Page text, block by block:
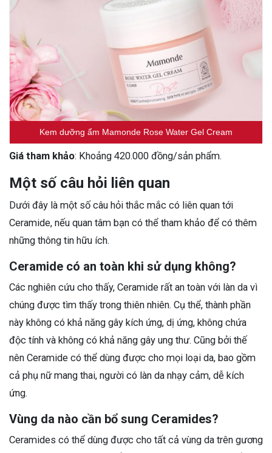
Kem dưỡng ẩm Mamonde Rose Water Gel Cream
Giá tham khảo: Khoảng 420.000 đồng/sản phẩm.
Một số câu hỏi liên quan
Dưới đây là một số câu hỏi thắc mắc có liên quan tới
Ceramide, nếu quan tâm bạn có thể tham khảo để có thêm
những thông tin hữu ích.
Ceramide có an toàn khi sử dụng không?
Các nghiên cứu cho thấy, Ceramide rất an toàn với làn da vì
chúng được tìm thấy trong thiên nhiên. Cụ thể, thành phần
này không có khả năng gây kích ứng, dị ứng, không chứa
độc tính và không có khả năng gây ung thư. Cũng bởi thế
nên Ceramide có thể dùng được cho mọi loại da, bao gồm
cả phụ nữ mang thai, người có làn da nhạy cảm, dễ kích
ứng.
Vùng da nào cần bổ sung Ceramides?
Ceramides có thể dùng được cho tất cả vùng da trên gương